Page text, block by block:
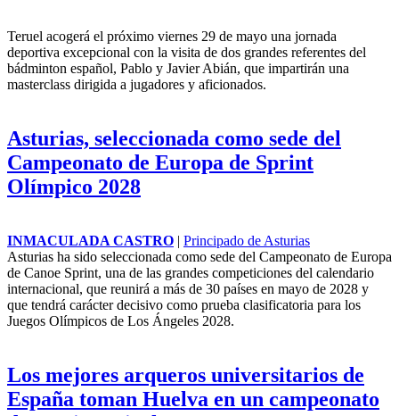
Teruel acogerá el próximo viernes 29 de mayo una jornada
deportiva excepcional con la visita de dos grandes referentes del
bádminton español, Pablo y Javier Abián, que impartirán una
masterclass dirigida a jugadores y aficionados.
Asturias, seleccionada como sede del
Campeonato de Europa de Sprint
Olímpico 2028
INMACULADA CASTRO | Principado de Asturias
Asturias ha sido seleccionada como sede del Campeonato de Europa
de Canoe Sprint, una de las grandes competiciones del calendario
internacional, que reunirá a más de 30 países en mayo de 2028 y
que tendrá carácter decisivo como prueba clasificatoria para los
Juegos Olímpicos de Los Ángeles 2028.
Los mejores arqueros universitarios de
España toman Huelva en un campeonato